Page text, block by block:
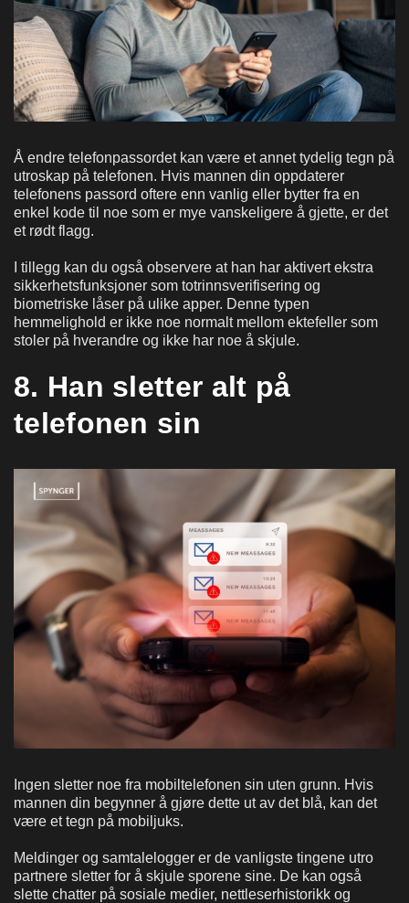
Å endre telefonpassordet kan være et annet tydelig tegn på
utroskap på telefonen. Hvis mannen din oppdaterer
telefonens passord oftere enn vanlig eller bytter fra en
enkel kode til noe som er mye vanskeligere å gjette, er det
et rødt flagg.
I tillegg kan du også observere at han har aktivert ekstra
sikkerhetsfunksjoner som totrinnsverifisering og
biometriske låser på ulike apper. Denne typen
hemmelighold er ikke noe normalt mellom ektefeller som
stoler på hverandre og ikke har noe å skjule.
8. Han sletter alt på
telefonen sin
Ingen sletter noe fra mobiltelefonen sin uten grunn. Hvis
mannen din begynner å gjøre dette ut av det blå, kan det
være et tegn på mobiljuks.
Meldinger og samtalelogger er de vanligste tingene utro
partnere sletter for å skjule sporene sine. De kan også
slette chatter på sosiale medier, nettleserhistorikk og